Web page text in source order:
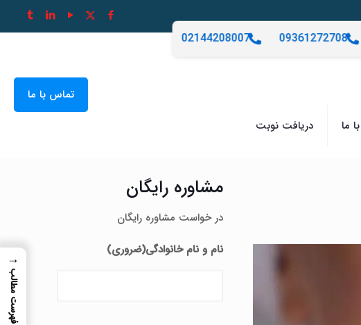
09361272708
02144208007
ما دریافت نوبت
تماس با ما
مشاوره رایگان
در خواست مشاوره رایگان
نام و نام خانوادگی(ضروری)
→
فهرست مطالب